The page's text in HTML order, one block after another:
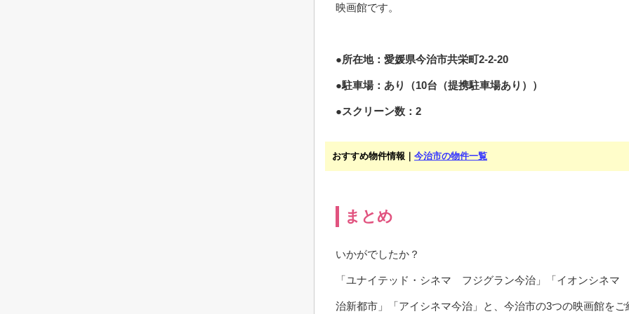
映画館です。
●所在地：愛媛県今治市共栄町2-2-20
●駐車場：あり（10台（提携駐車場あり））
●スクリーン数：2
おすすめ物件情報｜ 今治市の物件一覧
まとめ
いかがでしたか？
「ユナイテッド・シネマ フジグラン今治」「イオンシネ
治新都市」「アイシネマ今治」と、今治市の3つの映画館をご